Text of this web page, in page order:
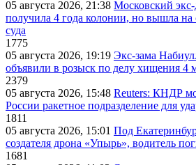
05 августа 2026, 21:38 Московский
получила 4 года колонии, но вышла на
суда
1775
05 августа 2026, 19:19 Экс-зама
объявили в розыск по делу хищения 4
2379
05 августа 2026, 15:48 Reuters: КНДР
России ракетное подразделение для
1811
05 августа 2026, 15:01 Под
создателя дрона «Упырь», водитель
1681